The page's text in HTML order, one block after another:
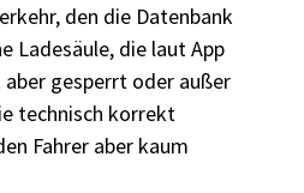
den die Datenbank
Ladesäule, die laut App
gesperrt oder außer
technisch korrekt
Fahrer aber kaum